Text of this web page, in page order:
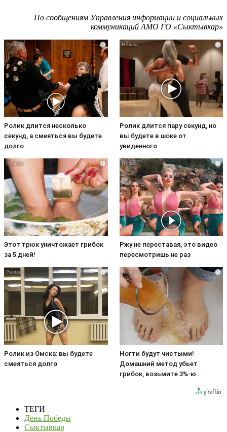
По сообщениям Управления информации и социальных
коммуникаций АМО ГО «Сыктывкар»
i
Ролик длится несколько
секунд, а смеяться вы будете
долго
i
Ролик длится пару секунд, но
вы будете в шоке от
увиденного
i
Этот трюк уничтожает грибок
за 5 дней!
i
Ржу не переставая, это видео
пересмотришь не раз
i
Ролик из Омска: вы будете
смеяться долго
i
Ногти будут чистыми!
Домашний метод убьет
грибок, возьмите 3%-ю…
ТЕГИ
День Победы
Сыктывкар